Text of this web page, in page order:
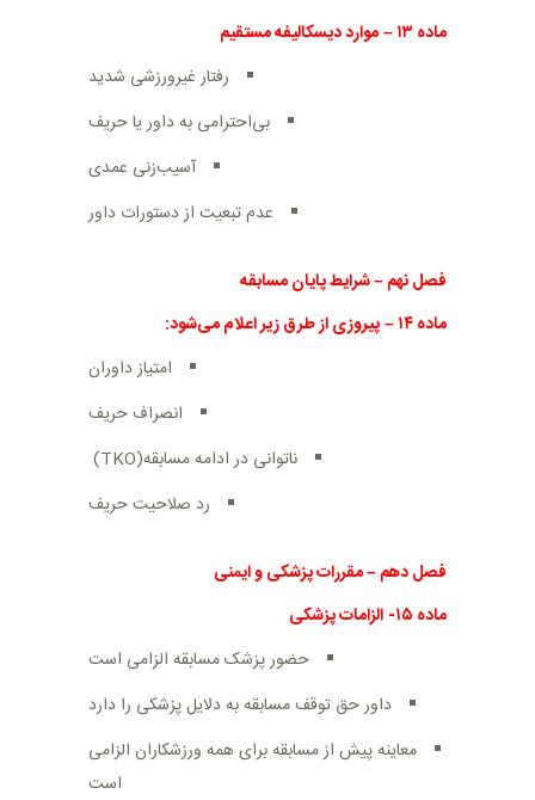
ماده ۱۳–موارد دیسکالیفه مستقیم
رفتار غیرورزشی شدید
بی‌احترامی به داور یا حریف
آسیب‌زنی عمدی
عدم تبعیت از دستورات داور
فصل نهم–شرایط پایان مسابقه
ماده۱۴–پیروزی از طرق زیر اعلام می‌شود:
امتیاز داوران
انصراف حریف
ناتوانی در ادامه مسابقه(TKO)
رد صلاحیت حریف
فصل دهم–مقررات پزشکی و ایمنی
ماده ۱۵- الزامات پزشکی
حضور پزشک مسابقه الزامی است
داور حق توقف مسابقه به دلایل پزشکی را دارد
معاینه پیش از مسابقه برای همه ورزشکاران الزامی
است